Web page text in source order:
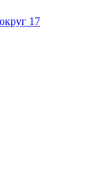
17